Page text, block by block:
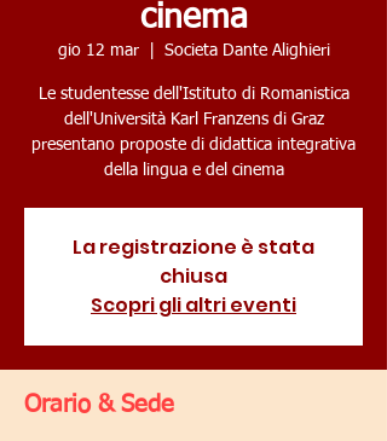
cinema
gio 12 mar
  |
Societa Dante Alighieri
Le studentesse dell'Istituto di Romanistica
dell'Università Karl Franzens di Graz
presentano proposte di didattica integrativa
della lingua e del cinema
La registrazione è stata
chiusa
Scopri gli altri eventi
Orario & Sede